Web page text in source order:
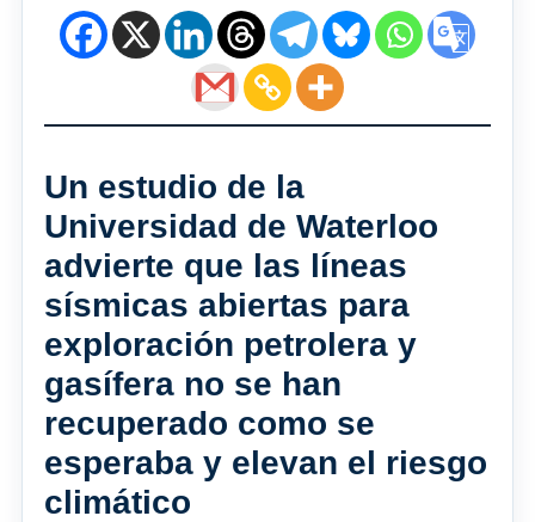
Un estudio de la
Universidad de Waterloo
advierte que las líneas
sísmicas abiertas para
exploración petrolera y
gasífera no se han
recuperado como se
esperaba y elevan el riesgo
climático